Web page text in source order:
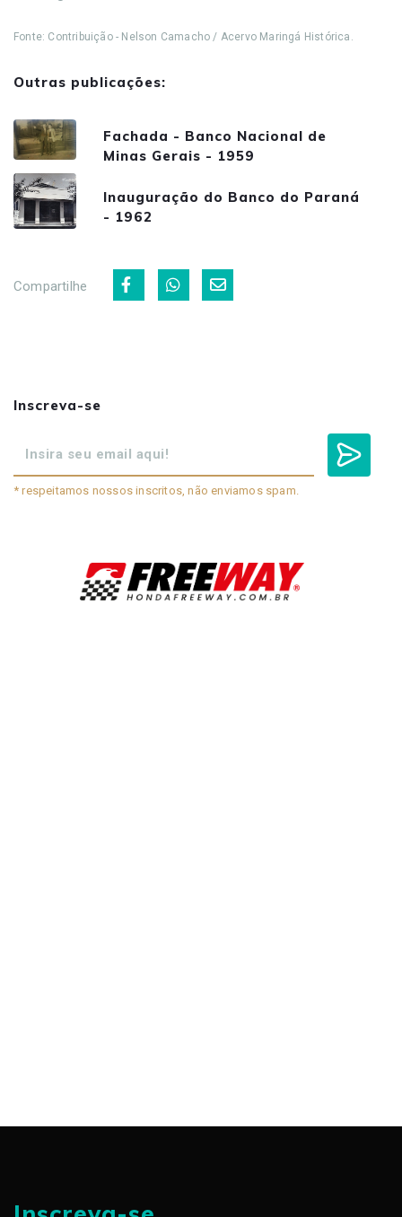
Fonte: Contribuição - Nelson Camacho / Acervo Maringá Histórica.
Outras publicações:
Fachada - Banco Nacional de
Minas Gerais - 1959
Inauguração do Banco do Paraná
- 1962
Compartilhe
Inscreva-se
* respeitamos nossos inscritos, não enviamos spam.